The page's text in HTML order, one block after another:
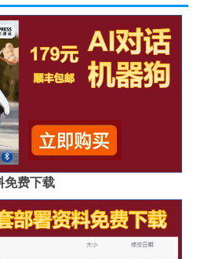
免费下载